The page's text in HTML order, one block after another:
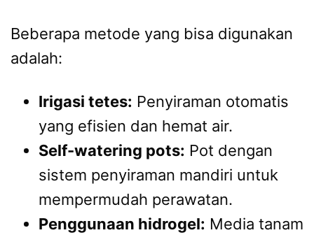
Beberapa metode yang bisa digunakan
adalah:
Irigasi tetes: Penyiraman otomatis
yang efisien dan hemat air.
Self-watering pots: Pot dengan
sistem penyiraman mandiri untuk
mempermudah perawatan.
Penggunaan hidrogel: Media tanam